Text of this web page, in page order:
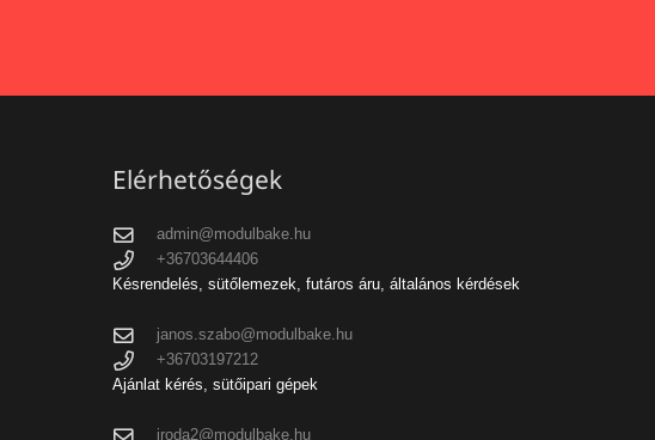
Elérhetőségek
admin@modulbake.hu
+36703644406
Késrendelés, sütőlemezek, futáros áru, általános kérdések
janos.szabo@modulbake.hu
+36703197212
Ajánlat kérés, sütőipari gépek
iroda2@modulbake.hu